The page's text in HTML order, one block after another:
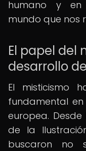
humano y en
mundo que nos
El papel del
desarrollo
El misticismo
fundamental
europea.
de la
buscaron no